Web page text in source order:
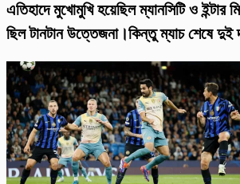
এতিহাদে মুখোমুখি হয়েছিল ম্যানসিটি ও ইন্টার
ছিল টানটান উত্তেজনা।কিন্তু ম্যাচ শেষে